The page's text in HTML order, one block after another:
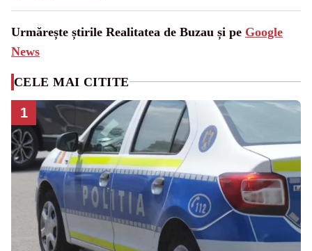
Urmărește știrile Realitatea de Buzau și pe Google
News
CELE MAI CITITE
1